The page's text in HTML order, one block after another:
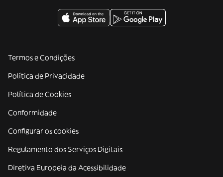
Termos e Condições
Política de Privacidade
Política de Cookies
Conformidade
Configurar os cookies
Regulamento dos Serviços Digitais
Diretiva Europeia da Acessibilidade